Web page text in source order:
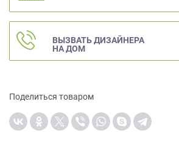
ВЫЗВАТЬ ДИЗАЙНЕРА
НА ДОМ
Поделиться товаром